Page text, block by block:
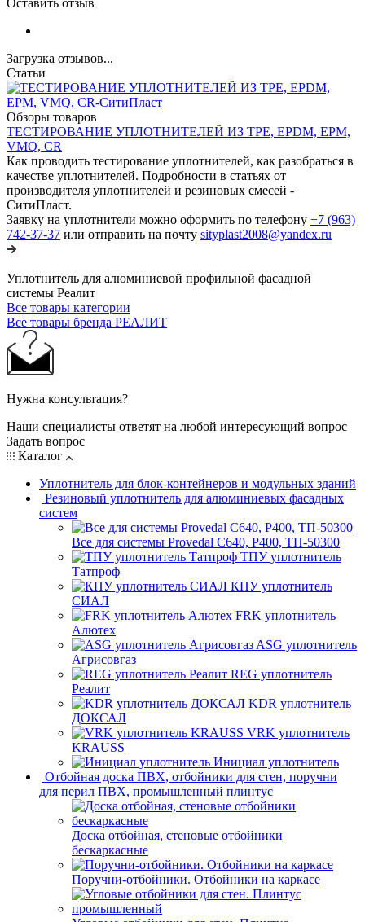
Загрузка отзывов...
Статьи
Обзоры товаров
ТЕСТИРОВАНИЕ УПЛОТНИТЕЛЕЙ ИЗ TPE, EPDM, EPM,
VMQ, CR
Как проводить тестирование уплотнителей, как разобраться в
качестве уплотнителей. Подробности в статьях от
производителя уплотнителей и резиновых смесей -
СитиПласт.
Заявку на уплотнители можно оформить по телефону +7 (963)
742-37-37 или отправить на почту sityplast2008@yandex.ru
Уплотнитель для алюминиевой профильной фасадной
системы Реалит
Все товары категории
Все товары бренда РЕАЛИТ
Нужна консультация?
Наши специалисты ответят на любой интересующий вопрос
Задать вопрос
Каталог
Уплотнитель для блок-контейнеров и модульных зданий
Резиновый уплотнитель для алюминиевых фасадных
систем
Все для системы Provedal С640, Р400, ТП-50300
ТПУ уплотнитель
Татпроф
КПУ уплотнитель
СИАЛ
FRK уплотнитель
Алютех
ASG уплотнитель
Агрисовгаз
REG уплотнитель
Реалит
KDR уплотнитель
ДОКСАЛ
VRK уплотнитель
KRAUSS
Инициал уплотнитель
Отбойная доска ПВХ, отбойники для стен, поручни
для перил ПВХ, промышленный плинтус
Доска отбойная, стеновые отбойники
бескаркасные
Поручни-отбойники. Отбойники на каркасе